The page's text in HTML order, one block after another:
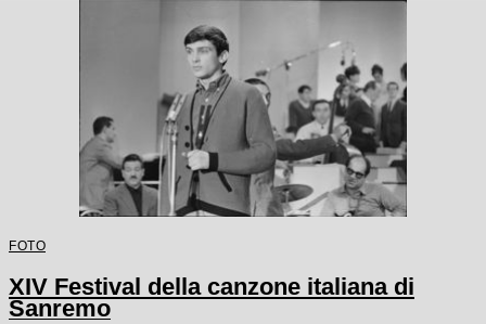
FOTO
XIV Festival della canzone italiana di
Sanremo